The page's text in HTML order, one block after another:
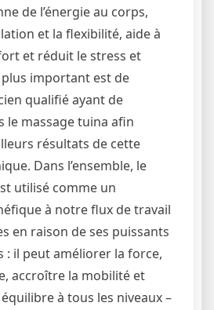
de l’énergie au corps,
et la flexibilité, aide à
et réduit le stress et
plus important est de
qualifié ayant de
le massage tuina afin
résultats de cette
Dans l’ensemble, le
utilisé comme un
à notre flux de travail
en raison de ses puissants
: il peut améliorer la force,
accroître la mobilité et
à tous les niveaux –